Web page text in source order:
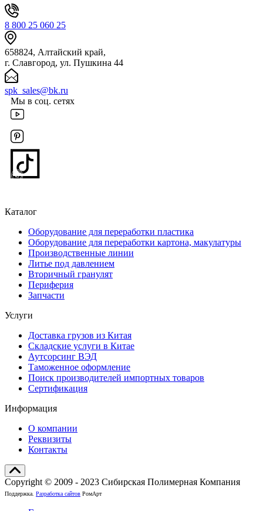
8 800 25 060 25
658824, Алтайский край,
г. Славгород, ул. Пушкина 44
spk_sales@bk.ru
Мы в соц. сетях
Каталог
Оборудование для переработки пластика
Оборудование для переработки картона, макулатуры
Производственные линии
Литье под давлением
Вторичный гранулят
Периферия
Запчасти
Услуги
Доставка грузов из Китая
Складские услуги в Китае
Аутсорсинг ВЭД
Таможенное оформление
Поиск производителей импортных товаров
Сертификация
Информация
О компании
Реквизиты
Контакты
Copyright © 2009 - 2023 Сибирская Полимерная Компания
Поддержка. Разработка сайтов РомАрт